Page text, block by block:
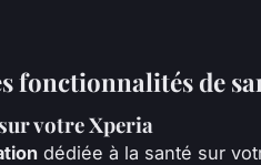
fonctionnalités de
votre Xperia
dédiée à la santé sur